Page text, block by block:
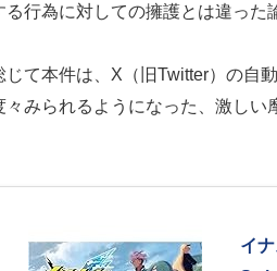
る行為に対しての擁護とは違った
じて本件は、X（旧Twitter）の自
々みられるようになった、激しい
イ